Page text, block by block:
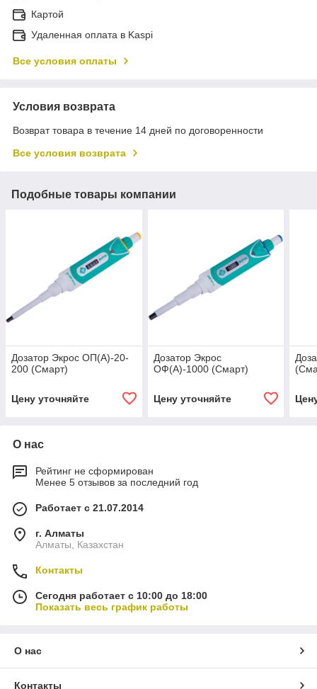
Картой
Удаленная оплата в Kaspi
Все условия оплаты
Условия возврата
Возврат товара в течение 14 дней по договоренности
Все условия возврата
Подобные товары компании
Дозатор Экрос ОП(А)-20-
200 (Смарт)
Цену уточняйте
Дозатор Экрос
ОФ(А)-1000 (Смарт)
Цену уточняйте
О нас
Рейтинг не сформирован
Менее 5 отзывов за последний год
Работает с 21.07.2014
г. Алматы
Алматы, Казахстан
Контакты
Сегодня работает с 10:00 до 18:00
Показать весь график работы
О нас
Контакты